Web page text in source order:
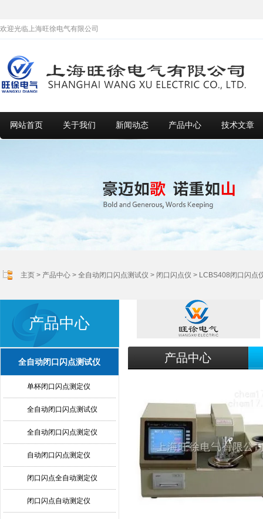
欢迎光临上海旺徐电气有限公司
网站首页 关于我们 新闻动态 产品中心 技术文章
主页 > 产品中心 > 全自动闭口闪点测试仪 > 闭口闪点仪 > LCBS408闭口闪点
产品中心
全自动闭口闪点测试仪
单杯闭口闪点测定仪
全自动闭口闪点测试仪
全自动闭口闪点测定仪
自动闭口闪点测定仪
闭口闪点全自动测定仪
闭口闪点自动测定仪
产品中心